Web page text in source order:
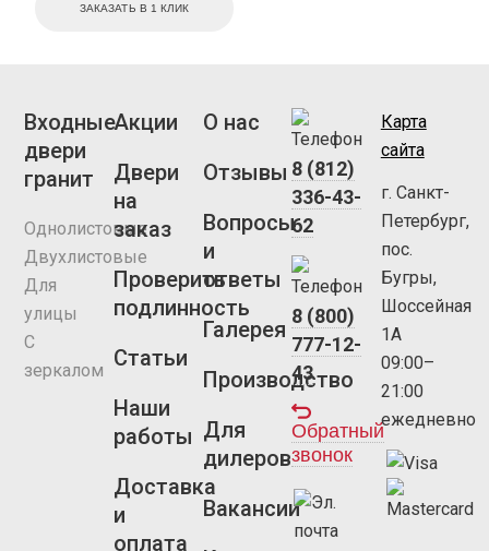
ЗАКАЗАТЬ В 1 КЛИК
Входные
двери
гранит
Однолистовые
Двухлистовые
Для
улицы
С
зеркалом
Акции
Двери
на
заказ
Проверить
подлинность
Статьи
Наши
работы
Доставка
и
оплата
О нас
Отзывы
Вопросы
и
ответы
Галерея
Производство
Для
дилеров
Вакансии
8 (812)
336-43-
62
8 (800)
777-12-
43
Обратный
звонок
Карта
сайта
г. Санкт-
Петербург,
пос.
Бугры,
Шоссейная
1А
09:00–
21:00
ежедневно